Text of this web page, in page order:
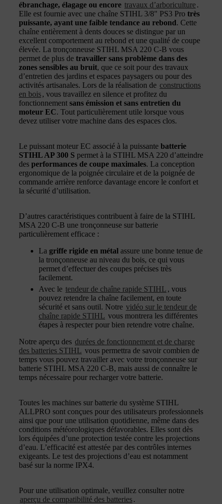
ébranchage, élagage ou encore travaux d’arboriculture.
Elle est fournie avec une chaîne STIHL 3/8" PS3 Pro très
puissante, ayant une faible tendance au rebond. Cette
chaîne entièrement à dents douces se distingue par un
excellent comportement au rebond et une qualité de coupe
élevée. La tronçonneuse STIHL MSA 220 C-B vous
permet de plus de travailler sans problème dans des
zones sensibles au bruit, que ce soit pour des travaux
d’entretien des jardins et espaces paysagers ou pour des
activités artisanales. Lors de la réalisation de constructions
en bois, vous travaillez en silence et profitez du
fonctionnement sans émission et sans entretien du
moteur EC. Tout particulièrement utile lorsque vous
devez utiliser votre machine dans des espaces clos.
Le puissant moteur EC associé à la puissante batterie
STIHL AP 300 S permet à la STIHL MSA 220 d’atteindre
des performances de coupe maximales. La conception
ergonomique de la poignée circulaire et de la poignée de
commande arrière renforce davantage encore le confort et
la sécurité d’utilisation.
D’autres caractéristiques contribuent à faire de la STIHL
MSA 220 C-B une tronçonneuse sur batterie
particulièrement efficace :
La griffe rigide en métal assure une bonne tenue de
la tronçonneuse au niveau du bois, ce qui vous
permet d’effectuer des coupes précises très
facilement.
Avec le tendeur de chaîne rapide STIHL , vous
pouvez retendre la chaîne facilement, en toute
sécurité et sans outil. Notre vidéo sur le tendeur de
chaîne rapide STIHL vous montrera les différentes
étapes à respecter pour bien retendre votre chaîne.
Notre aperçu des durées de fonctionnement et de charge
des batteries STIHL vous permettra de savoir combien de
temps vous pouvez travailler avec votre tronçonneuse sur
batterie STIHL MSA 220 C-B, mais aussi de connaître le
temps nécessaire pour recharger votre batterie.
Toutes les machines sur batterie du système STIHL
ALLPRO sont conçues pour des utilisateurs professionnels
ainsi que pour une utilisation quotidienne, même dans des
conditions météorologiques défavorables. Elles sont dès
lors équipées d’une protection testée contre les projections
d’eau. L’efficacité est attestée par des contrôles internes
exigeants. Le test des projections d’eau est notamment
basé sur la norme IPX4.
Pour une utilisation optimale, veuillez consulter notre
aperçu de compatibilité des batteries.